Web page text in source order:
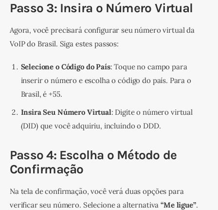
Passo 3: Insira o Número Virtual
Agora, você precisará configurar seu número virtual da
VoIP do Brasil. Siga estes passos:
Selecione o Código do País: Toque no campo para
inserir o número e escolha o código do país. Para o
Brasil, é +55.
Insira Seu Número Virtual: Digite o número virtual
(DID) que você adquiriu, incluindo o DDD.
Passo 4: Escolha o Método de
Confirmação
Na tela de confirmação, você verá duas opções para
verificar seu número. Selecione a alternativa “Me ligue”.